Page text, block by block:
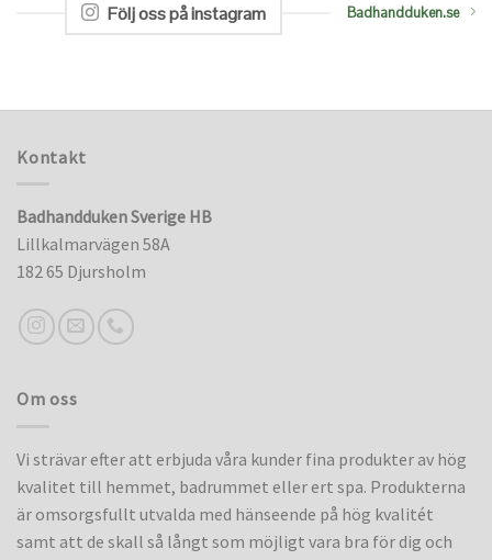
Följ oss på instagram Badhandduken.se
Kontakt
Badhandduken Sverige HB
Lillkalmarvägen 58A
182 65 Djursholm
Om oss
Vi strävar efter att erbjuda våra kunder fina produkter av hög
kvalitet till hemmet, badrummet eller ert spa. Produkterna
är omsorgsfullt utvalda med hänseende på hög kvalitét
samt att de skall så långt som möjligt vara bra för dig och